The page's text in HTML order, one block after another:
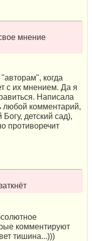
мнение
когда
с их мнением. Да я
Написала
любой комментарий,
детский сад),
противоречит
комментируют
тишина...)))